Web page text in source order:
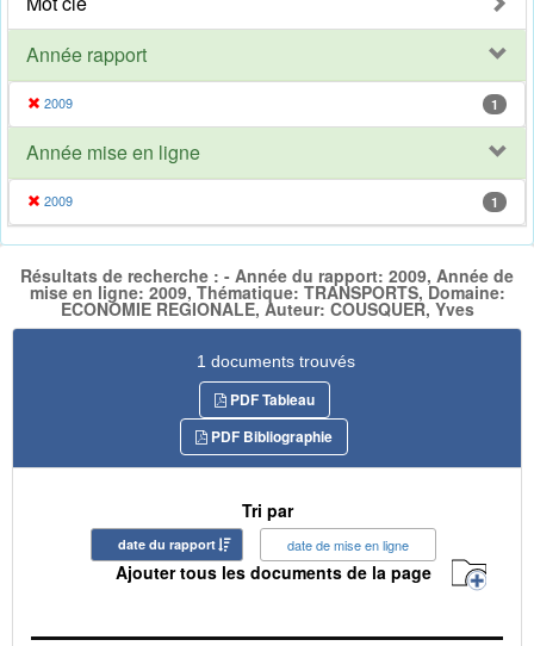
Année rapport
2009 1
Année mise en ligne
2009 1
Résultats de recherche : - Année du rapport: 2009, Année de
mise en ligne: 2009, Thématique: TRANSPORTS, Domaine:
ECONOMIE REGIONALE, Auteur: COUSQUER, Yves
1 documents trouvés
PDF Tableau
PDF Bibliographie
Tri par
date du rapport date de mise en ligne
Ajouter tous les documents de la page